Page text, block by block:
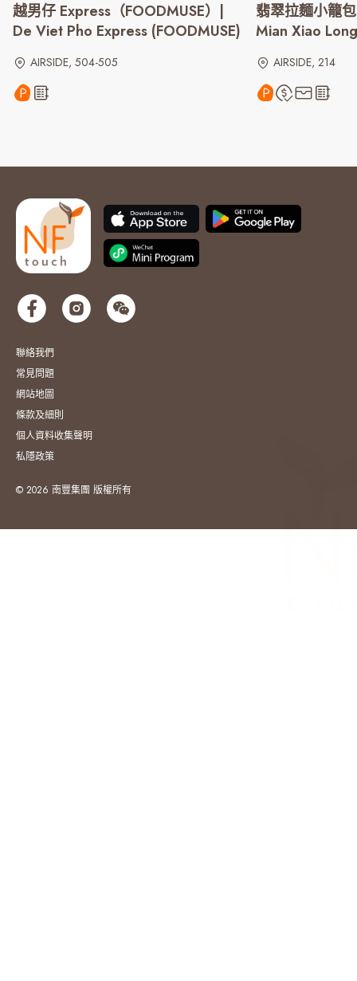
越男仔 Express（FOODMUSE）|
De Viet Pho Express (FOODMUSE)
AIRSIDE, 504-505
翡翠拉麵小籠
Mian Xiao
AIRSIDE, 214
聯絡我們
常見問題
網站地圖
條款及細則
個人資料收集聲明
私隱政策
© 2026 南豐集團 版權所有